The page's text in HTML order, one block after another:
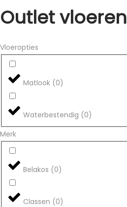
Outlet vloeren
Vloeropties
Matlook (0)
Waterbestendig (0)
Merk
Belakos (0)
Classen (0)